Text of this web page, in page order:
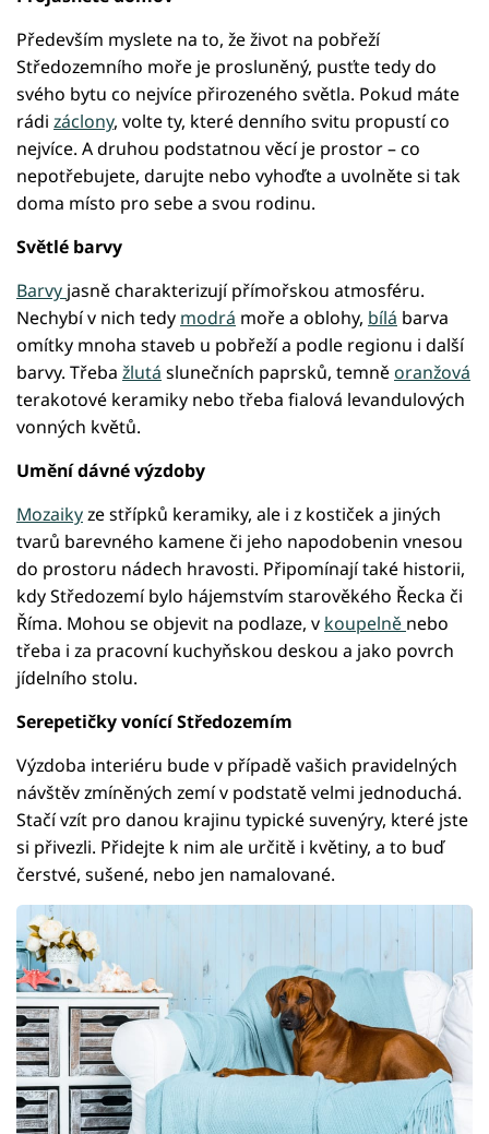
Především myslete na to, že život na pobřeží
Středozemního moře je prosluněný, pusťte tedy do
svého bytu co nejvíce přirozeného světla. Pokud máte
rádi záclony, volte ty, které denního svitu propustí co
nejvíce. A druhou podstatnou věcí je prostor – co
nepotřebujete, darujte nebo vyhoďte a uvolněte si tak
doma místo pro sebe a svou rodinu.
Světlé barvy
Barvy jasně charakterizují přímořskou atmosféru.
Nechybí v nich tedy modrá moře a oblohy, bílá barva
omítky mnoha staveb u pobřeží a podle regionu i další
barvy. Třeba žlutá slunečních paprsků, temněoranžová
terakotové keramiky nebo třeba fialová levandulových
vonných květů.
Umění dávné výzdoby
Mozaikyze střípků keramiky, ale i z kostiček a jiných
tvarů barevného kamene či jeho napodobenin vnesou
do prostoru nádech hravosti. Připomínají také historii,
kdy Středozemí bylo hájemstvím starověkého Řecka či
Říma. Mohou se objevit na podlaze, v koupelně nebo
třeba i za pracovní kuchyňskou deskou a jako povrch
jídelního stolu.
Serepetičky vonící Středozemím
Výzdoba interiéru bude v případě vašich pravidelných
návštěv zmíněných zemí v podstatě velmi jednoduchá.
Stačí vzít pro danou krajinu typické suvenýry, které jste
si přivezli. Přidejte k nim ale určitě i květiny, a to buď
čerstvé, sušené, nebo jen namalované.